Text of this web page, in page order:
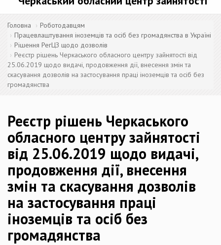
Головна
Роботодавцям
Працевлаштування іноземців та осіб без громадянства в Україні
Рішення РегЦЗ щодо дозволів
Реєстр рішень Черкаського обласного центру зайнятості від
25.06.2019 щодо видачі, продовження дії, внесення змін та
скасування дозволів на застосування праці іноземців та осіб без
громадянства
Реєстр рішень Черкаського
обласного центру зайнятості
від 25.06.2019 щодо видачі,
продовження дії, внесення
змін та скасування дозволів
на застосування праці
іноземців та осіб без
громадянства